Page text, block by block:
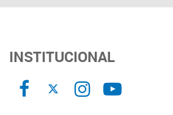
INSTITUCIONAL